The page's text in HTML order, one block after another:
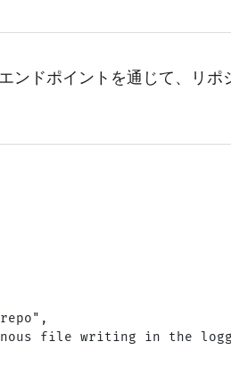
エンドポイントを通じて、リポ
file writing in the